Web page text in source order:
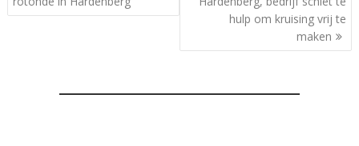
hulp om kruising vrij te
maken